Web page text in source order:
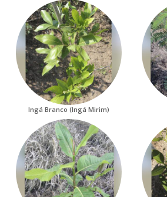
Ingá Branco (Ingá Mirim)